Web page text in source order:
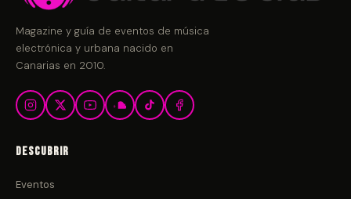
Magazine y guía de eventos de música
electrónica y urbana nacido en
Canarias en 2010.
Descubrir
Eventos